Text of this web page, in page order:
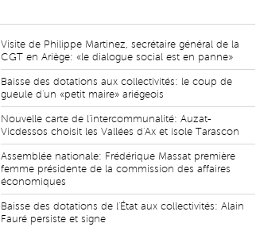
Visite de Philippe Martinez, secrétaire général de la
CGT en Ariège: «le dialogue social est en panne»
Baisse des dotations aux collectivités: le coup de
gueule d'un «petit maire» ariégeois
Nouvelle carte de l'intercommunalité: Auzat-
Vicdessos choisit les Vallées d'Ax et isole Tarascon
Assemblée nationale: Frédérique Massat première
femme présidente de la commission des affaires
économiques
Baisse des dotations de l'État aux collectivités: Alain
Fauré persiste et signe